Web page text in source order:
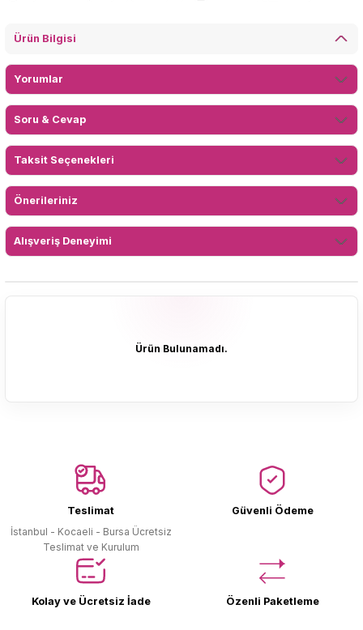
Ürün Bilgisi
Yorumlar
Soru & Cevap
Taksit Seçenekleri
Önerileriniz
Alışveriş Deneyimi
Ürün Bulunamadı.
Teslimat
İstanbul - Kocaeli - Bursa Ücretsiz
Teslimat ve Kurulum
Güvenli Ödeme
Kolay ve Ücretsiz İade Özenli Paketleme